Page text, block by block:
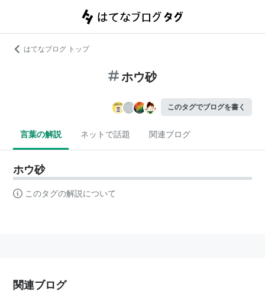
はてなブログ トップ
ホウ砂
このタグでブログを書く
言葉の解説 ネットで話題 関連ブログ
ホウ砂
このタグの解説について
関連ブログ